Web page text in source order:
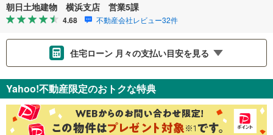
朝日土地建物 横浜支店 営業5課
4.68 不動産会社レビュー32件
住宅ローン 月々の支払い目安を見る
金利 ％
Yahoo!不動産限定のおトクな特典